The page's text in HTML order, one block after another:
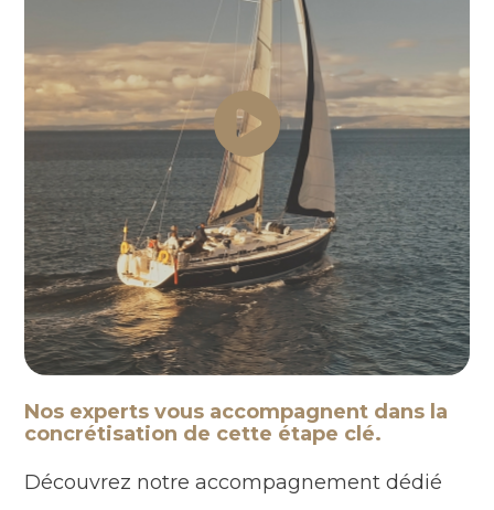
Nos experts vous accompagnent dans la
concrétisation de cette étape clé.
Découvrez notre accompagnement dédié